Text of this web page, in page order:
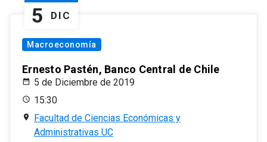
5 DIC
Macroeconomía
Ernesto Pastén, Banco Central de Chile
5 de Diciembre de 2019
15:30
Facultad de Ciencias Económicas y
Administrativas UC